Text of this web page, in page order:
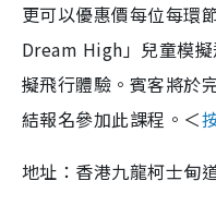
更可以優惠價每位每環
Dream High」兒童模
擬飛行體驗。賓客將於
結報名參加此課程。＜
地址：香港九龍柯士甸